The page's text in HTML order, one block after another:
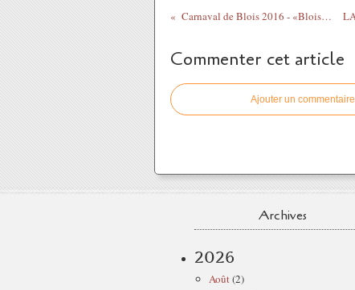
Carnaval de Blois 2016 - «Bloisllywood ou les...
Commenter cet article
Ajouter un commentaire
Archives
2026
Août(2)